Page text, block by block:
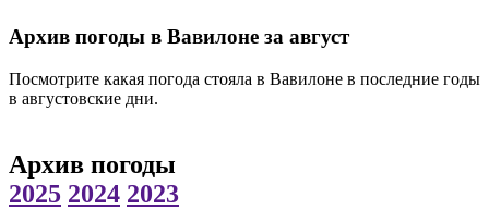
Архив погоды в Вавилоне за август
Посмотрите какая погода стояла в Вавилоне в последние годы
в августовские дни.
Архив погоды
2025 2024 2023